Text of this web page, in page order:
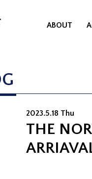
ABOUT
2023.5.18 Thu
THE